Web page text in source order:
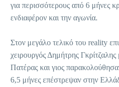
για περισσότερους από 6 μήνες
ενδιαφέρον και την αγωνία.
Στον μεγάλο τελικό του reality
χειρουργός Δημήτρης
Πατέρας και γιος
6,5 μήνες επέστρεψαν στην